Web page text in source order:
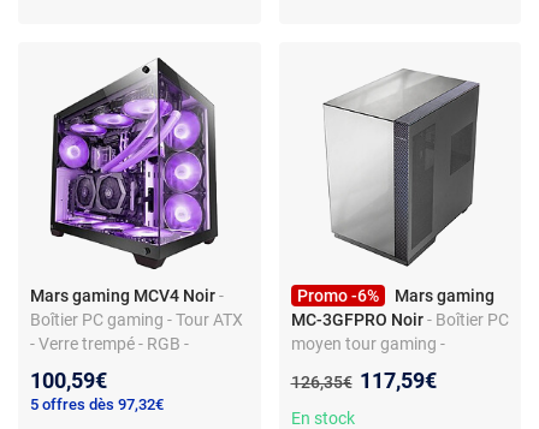
Mars gaming MCV4 Noir-
Boîtier PC gaming - Tour ATX
- Verre trempé - RGB -
100,59€
5 offres dès 97,32€
Promo -6%
Mars gaming
MC-3GFPRO Noir - Boîtier PC
moyen tour gaming -
ventilateurs ARGB - USB
Type-C - watercooling 360
Ancien prix :
126,35€ Nouveau prix :
117,59€
En stock